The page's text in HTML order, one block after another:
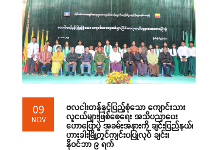
09
NOV
ဗလငါးတန်နှင့်ပြည့်စုံသော ကျောင်းသား
လူငယ်များဖြစ်စေရေး အသိပညာပေး
ဟောပြောပွဲ အခမ်းအနားကို ချင်းပြည်နယ်၊
ဟားခါးမြို့တွင်ကျင်းပပြုလုပ် ချင်း၊
နိုဝင်ဘာ ၉ ရက်